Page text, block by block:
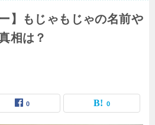
】もじゃもじゃの名前や
相は？
0 0